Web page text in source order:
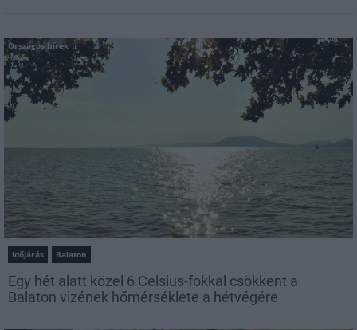
Országos hírek
időjárás Balaton
Egy hét alatt közel 6 Celsius-fokkal csökkent a
Balaton vizének hőmérséklete a hétvégére